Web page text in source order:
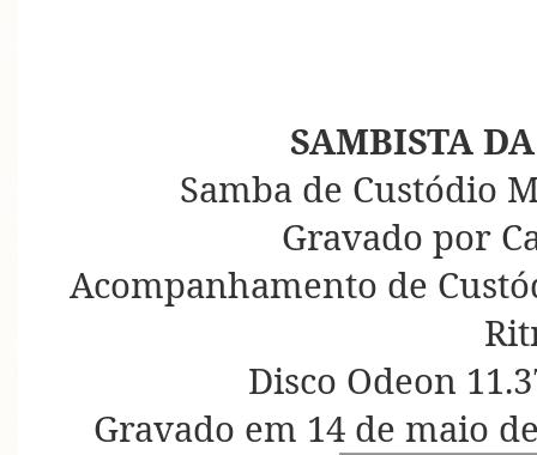
SAMBISTA
Samba de Custódio
Gravado por
Acompanhamento de
Disco Odeon
Gravado em 14 de maio